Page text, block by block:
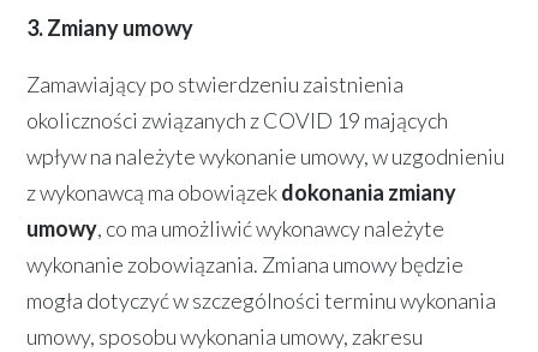
3. Zmiany umowy
Zamawiający po stwierdzeniu zaistnienia
okoliczności związanych z COVID 19 mających
wpływ na należyte wykonanie umowy, w uzgodnieniu
z wykonawcą ma obowiązekdokonania zmiany
umowy, co ma umożliwić wykonawcy należyte
wykonanie zobowiązania. Zmiana umowy będzie
mogła dotyczyć w szczególności terminu wykonania
umowy, sposobu wykonania umowy, zakresu